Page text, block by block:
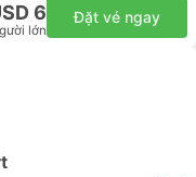
6
lớn
Đặt vé ngay